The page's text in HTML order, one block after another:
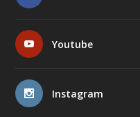
Youtube
Instagram